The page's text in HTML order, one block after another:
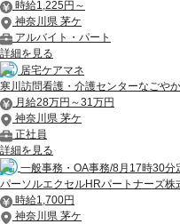
時給1,225円～
神奈川県 茅ケ
アルバイト・パート
詳細を見る
居宅ケアマネ
寒川訪問看護・介護センターなごやか
月給28万円～31万円
神奈川県 茅ケ
正社員
詳細を見る
一般事務・OA事務/8月17時30
パーソルエクセルHRパートナーズ株
時給1,700円
神奈川県 茅ケ